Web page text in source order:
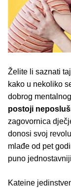
Želite li saznati
kako u nekoliko
dobrog
postoji
zagovornica
donosi svoj
mlađe od pet
puno
Kateine